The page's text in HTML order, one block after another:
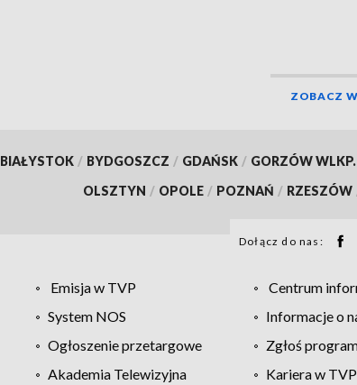
ZOBACZ
BIAŁYSTOK / BYDGOSZCZ / GDAŃSK / GORZÓW WLKP.
OLSZTYN / OPOLE / POZNAŃ / RZESZÓW
Dołącz do nas:
Emisja w TVP Centrum
System NOS Informacje o
Ogłoszenie przetargowe Zgłoś
Akademia Telewizyjna Kariera w TVP